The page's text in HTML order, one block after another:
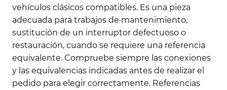
vehículos clásicos compatibles. Es una pieza
adecuada para trabajos de mantenimiento,
sustitución de un interruptor defectuoso o
restauración, cuando se requiere una referencia
equivalente. Compruebe siempre las conexiones
y las equivalencias indicadas antes de realizar el
pedido para elegir correctamente. Referencias